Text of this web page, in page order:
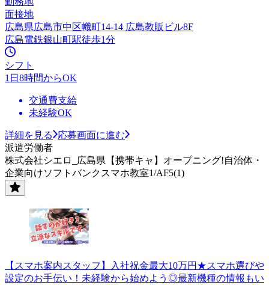
面接地
広島県広島市中区幟町14-14 広島教販ビル8F
広島電鉄銀山町駅徒歩1分
シフト
1日8時間からOK
交通費支給
未経験OK
詳細を見る
応募画面に進む
派遣労働者
株式会社シエロ_広島県【携帯キャ】オープニング!自治体・
企業向けソフトバンクスマホ教室1/AF5(1)
【スマホ案内スタッフ】入社祝金最大10万円★スマホ選びや
設定のお手伝い！未経験から始めよう◎最新機種の情報もい